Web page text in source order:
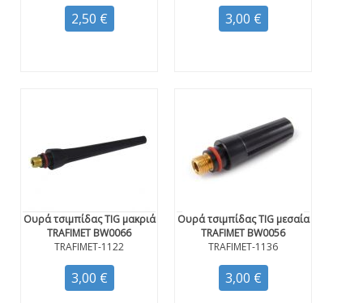
2,50 € 3,00 €
Ουρά τσιμπίδας TIG μακριά
TRAFIMET BW0066
TRAFIMET-1122
3,00 €
Ουρά τσιμπίδας TIG μεσαία
TRAFIMET BW0056
TRAFIMET-1136
3,00 €